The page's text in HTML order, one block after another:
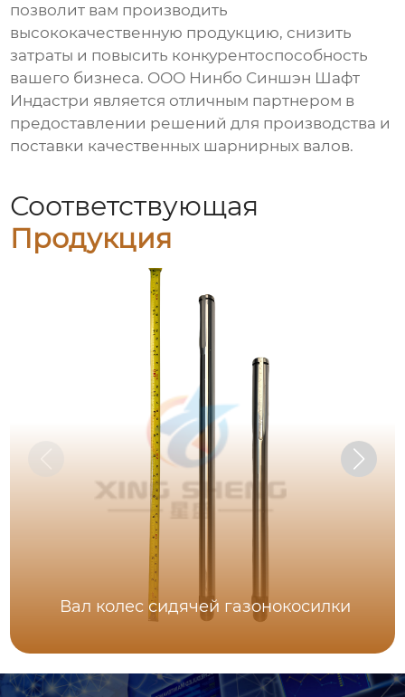
позволит вам производить
высококачественную продукцию, снизить
затраты и повысить конкурентоспособность
вашего бизнеса. ООО Нинбо Синшэн Шафт
Индастри является отличным партнером в
предоставлении решений для производства и
поставки качественных шарнирных валов.
Соответствующая
Продукция
Вал колес сидячей газонокосилки